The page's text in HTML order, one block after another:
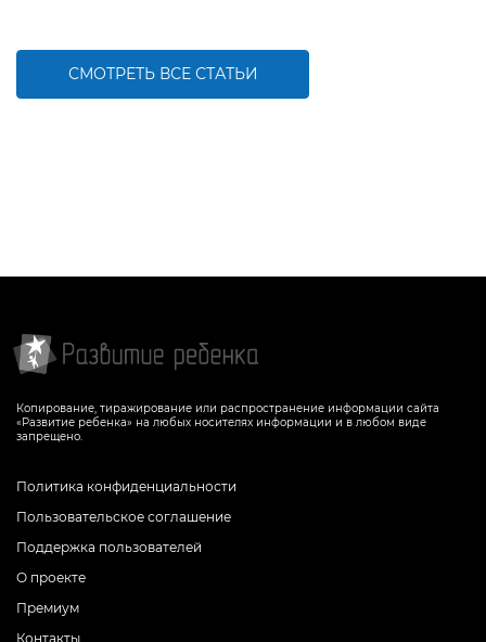
СМОТРЕТЬ ВСЕ СТАТЬИ
Копирование, тиражирование или распространение информации сайта
«Развитие ребенка» на любых носителях информации и в любом виде
запрещено.
Политика конфиденциальности
Пользовательское соглашение
Поддержка пользователей
О проекте
Премиум
Контакты